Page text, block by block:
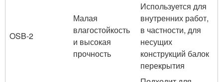
OSB-2
Малая
влагостойкость
и высокая
прочность
Используется для
внутренних работ,
в частности, для
несущих
конструкций балок
перекрытия